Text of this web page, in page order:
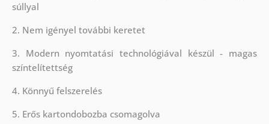
súllyal
2. Nem igényel további keretet
3. Modern nyomtatási technológiával készül - magas
színtelítettség
4. Könnyű felszerelés
5. Erős kartondobozba csomagolva